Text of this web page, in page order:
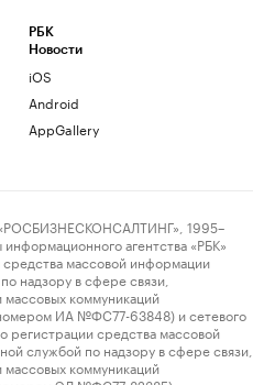
РБК
Новости
iOS
Android
AppGallery
1995–
агентства «РБК»
массовой информации
надзору в сфере связи,
коммуникаций
ИА №ФС77-63848) и сетевого
регистрации средства массовой
службой по надзору в сфере связи,
коммуникаций